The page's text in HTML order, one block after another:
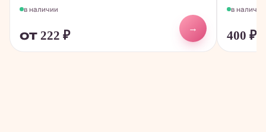
в наличии
от 222 ₽
→
в наличии
400₽